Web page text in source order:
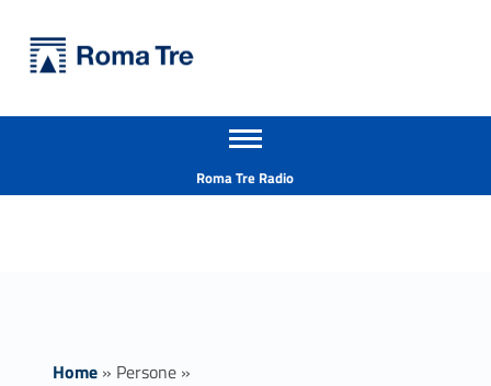
LINA MARINI - Università Roma Tre
Apri il menu secondario
Roma Tre Radio
Home» Persone»